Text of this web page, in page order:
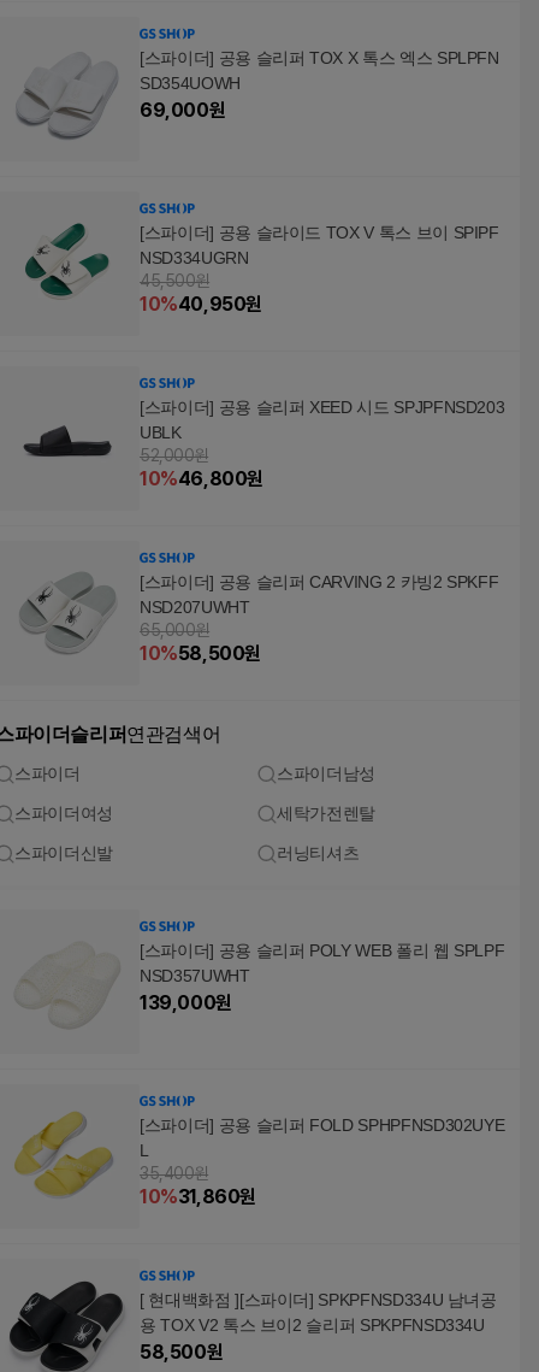
[스파이더] 공용 슬리퍼 TOX X 톡스 엑스 SPLPFN
SD354UOWH
69,000원
[스파이더] 공용 슬라이드 TOX V 톡스 브이 SPIPF
NSD334UGRN
45,500원
10%40,950원
[스파이더] 공용 슬리퍼 XEED 시드 SPJPFNSD203
UBLK
52,000원
10%46,800원
[스파이더] 공용 슬리퍼 CARVING 2 카빙2 SPKFF
NSD207UWHT
65,000원
10%58,500원
파이더슬리퍼연관검색어
스파이더 스파이더남성
스파이더여성 세탁가전렌탈
스파이더신발 러닝티셔츠
[스파이더] 공용 슬리퍼 POLY WEB 폴리 웹 SPLPF
NSD357UWHT
139,000원
[스파이더] 공용 슬리퍼 FOLD SPHPFNSD302UYE
L
35,400원
10%31,860원
[ 현대백화점 ][스파이더] SPKPFNSD334U 남녀공
용 TOX V2 톡스 브이2 슬리퍼 SPKPFNSD334U
58,500원